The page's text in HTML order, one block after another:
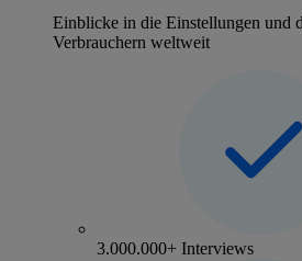
Einblicke in die Einstellungen und
Verbrauchern weltweit
3.000.000+ Interviews